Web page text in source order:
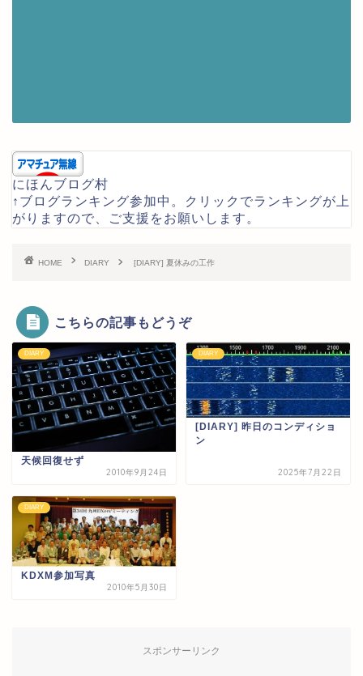
にほんブログ村
↑ブログランキング参加中。クリックでランキングが上
がりますので、ご支援をお願いします。
HOME DIARY [DIARY] 夏休みの工作
こちらの記事もどうぞ
DIARY
天候回復せず
2010年9月24日
DIARY
[DIARY] 昨日のコンディショ
ン
2025年7月22日
DIARY
KDXM参加写真
2010年5月30日
スポンサーリンク